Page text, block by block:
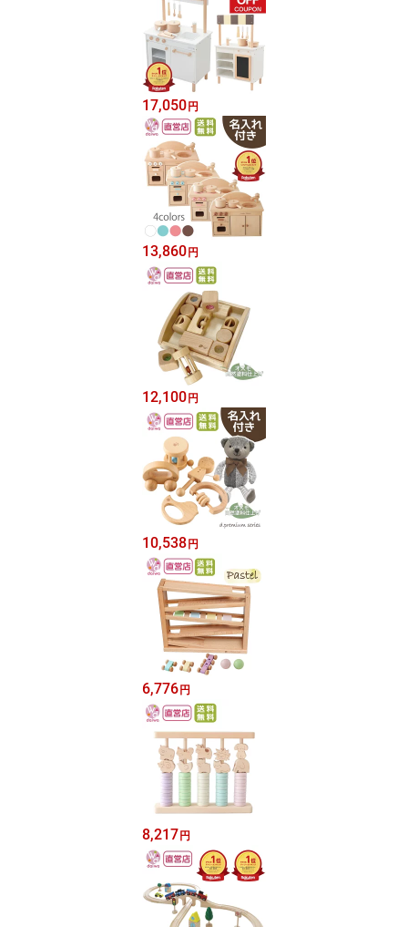
17,050円
13,860円
12,100円
10,538円
6,776円
8,217円